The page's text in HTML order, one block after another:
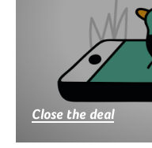
Close the deal